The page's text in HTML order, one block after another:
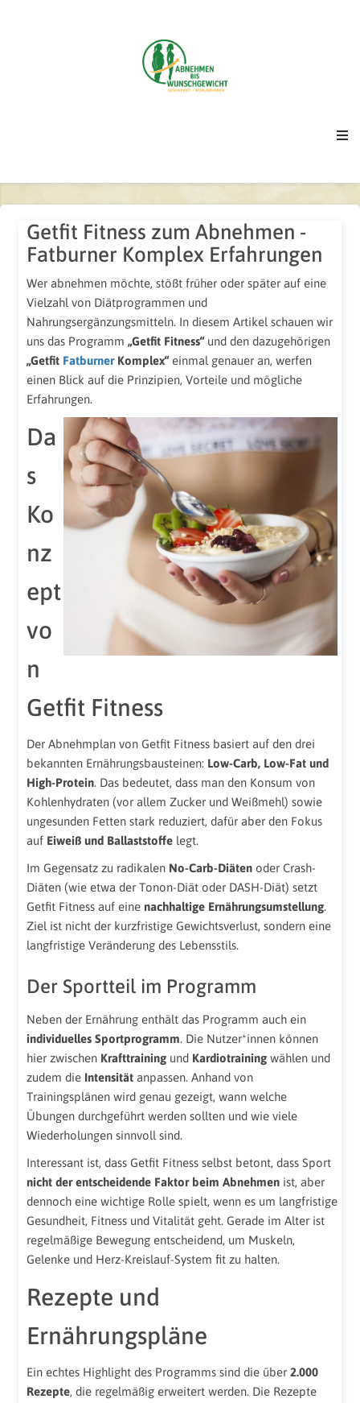
Getfit Fitness zum Abnehmen -
Fatburner Komplex Erfahrungen
Wer abnehmen möchte, stößt früher oder später auf eine
Vielzahl von Diätprogrammen und
Nahrungsergänzungsmitteln. In diesem Artikel schauen wir
uns das Programm „Getfit Fitness“ und den dazugehörigen
„Getfit FatburnerKomplex“ einmal genauer an, werfen
einen Blick auf die Prinzipien, Vorteile und mögliche
Erfahrungen.
Da
s
Ko
nz
ept
vo
n
Getfit Fitness
Der Abnehmplan von Getfit Fitness basiert auf den drei
bekannten Ernährungsbausteinen: Low-Carb, Low-Fat und
High-Protein. Das bedeutet, dass man den Konsum von
Kohlenhydraten (vor allem Zucker und Weißmehl) sowie
ungesunden Fetten stark reduziert, dafür aber den Fokus
auf Eiweiß und Ballaststoffe legt.
Im Gegensatz zu radikalen No-Carb-Diäten oder Crash-
Diäten (wie etwa der Tonon-Diät oder DASH-Diät) setzt
Getfit Fitness auf eine nachhaltige Ernährungsumstellung.
Ziel ist nicht der kurzfristige Gewichtsverlust, sondern eine
langfristige Veränderung des Lebensstils.
Der Sportteil im Programm
Neben der Ernährung enthält das Programm auch ein
individuelles Sportprogramm. Die Nutzer*innen können
hier zwischen Krafttraining und Kardiotraining wählen und
zudem die Intensität anpassen. Anhand von
Trainingsplänen wird genau gezeigt, wann welche
Übungen durchgeführt werden sollten und wie viele
Wiederholungen sinnvoll sind.
Interessant ist, dass Getfit Fitness selbst betont, dass Sport
nicht der entscheidende Faktor beim Abnehmen ist, aber
dennoch eine wichtige Rolle spielt, wenn es um langfristige
Gesundheit, Fitness und Vitalität geht. Gerade im Alter ist
regelmäßige Bewegung entscheidend, um Muskeln,
Gelenke und Herz-Kreislauf-System fit zu halten.
Rezepte und
Ernährungspläne
Ein echtes Highlight des Programms sind die über 2.000
Rezepte, die regelmäßig erweitert werden. Die Rezepte